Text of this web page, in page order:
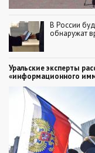
В России
обнаружат
Уральские эксперты
«информационного